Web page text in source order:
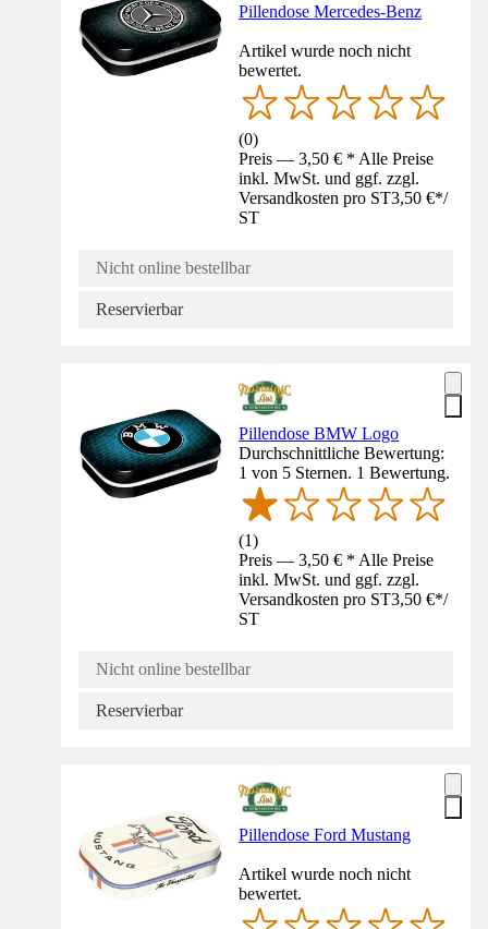
Pillendose Mercedes-Benz
Artikel wurde noch nicht
bewertet.
(0)
Preis — 3,50 € * Alle Preise
inkl. MwSt. und ggf. zzgl.
Versandkosten pro ST3,50 €*/
ST
Nicht online bestellbar
Reservierbar
Pillendose BMW Logo
Durchschnittliche Bewertung:
1 von 5 Sternen. 1 Bewertung.
(1)
Preis — 3,50 € * Alle Preise
inkl. MwSt. und ggf. zzgl.
Versandkosten pro ST3,50 €*/
ST
Nicht online bestellbar
Reservierbar
Pillendose Ford Mustang
Artikel wurde noch nicht
bewertet.